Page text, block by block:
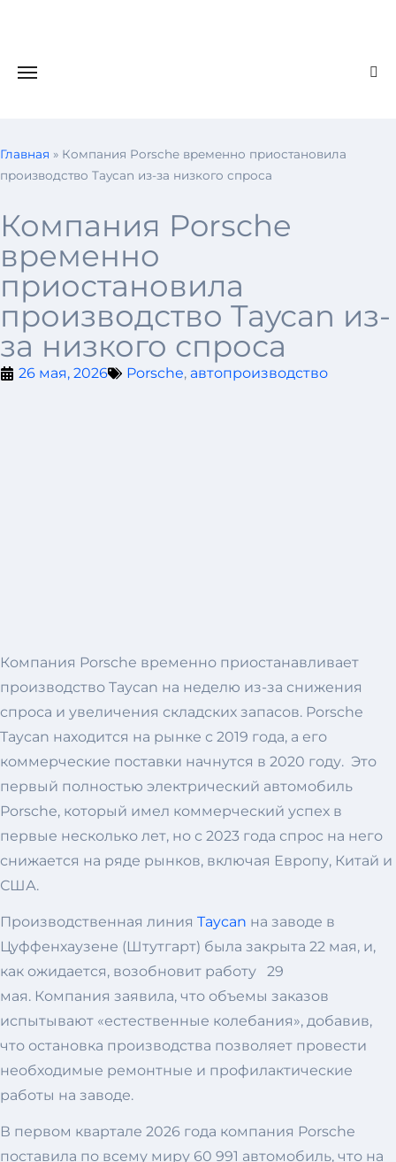
Главная » Компания Porsche временно приостановила
производство Taycan из-за низкого спроса
Компания Porsche
временно
приостановила
производство Taycan из-
за низкого спроса
26 мая, 2026 Porsche, автопроизводство
Компания Porsche временно приостанавливает
производство Taycan на неделю из-за снижения
спроса и увеличения складских запасов. Porsche
Taycan находится на рынке с 2019 года, а его
коммерческие поставки начнутся в 2020 году. Это
первый полностью электрический автомобиль
Porsche, который имел коммерческий успех в
первые несколько лет, но с 2023 года спрос на него
снижается на ряде рынков, включая Европу, Китай и
США.
Производственная линия Taycan на заводе в
Цуффенхаузене (Штутгарт) была закрыта 22 мая, и,
как ожидается, возобновит работу 29
мая. Компания заявила, что объемы заказов
испытывают «естественные колебания», добавив,
что остановка производства позволяет провести
необходимые ремонтные и профилактические
работы на заводе.
В первом квартале 2026 года компания Porsche
поставила по всему миру 60 991 автомобиль, что на